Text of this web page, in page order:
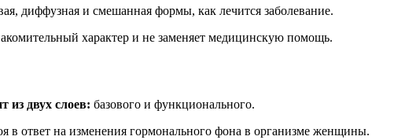
диффузная и смешанная формы, как лечится заболевание.
характер и не заменяет медицинскую помощь.
из двух слоев: базового и функционального.
в ответ на изменения гормонального фона в организме женщины.